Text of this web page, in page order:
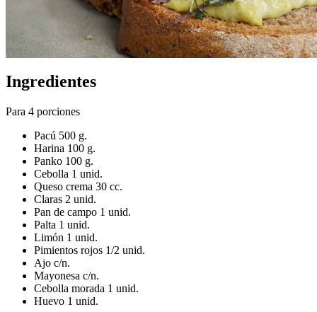
Ingredientes
Para 4 porciones
Pacú 500 g.
Harina 100 g.
Panko 100 g.
Cebolla 1 unid.
Queso crema 30 cc.
Claras 2 unid.
Pan de campo 1 unid.
Palta 1 unid.
Limón 1 unid.
Pimientos rojos 1/2 unid.
Ajo c/n.
Mayonesa c/n.
Cebolla morada 1 unid.
Huevo 1 unid.